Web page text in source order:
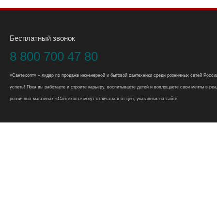
Бесплатный звонок
8 800 700 47 80
«Сантехопт» – лидер по продаже инженерной и бытовой сантехники среди розничных сетей
успеть! Пока вы работаете и строите карьеру, воспитываете детей и воплощаете свои мечты в
розничных магазинах «Сантехопт» могут отличаться от цен, указанных на сайте.